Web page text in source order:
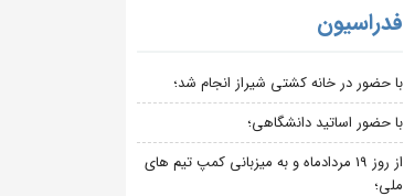
فدراسیون
با حضور در خانه کشتی شیراز انجام شد؛
با حضور اساتید دانشگاهی؛
از روز 19 مردادماه و به میزبانی کمپ تیم های
ملی؛